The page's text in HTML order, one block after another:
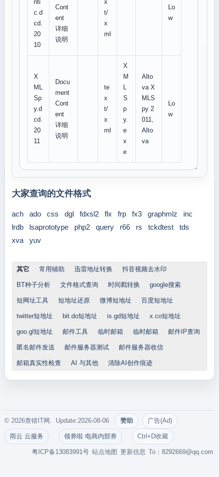
nti
c.d
cd.
20
10
Cont
ent
详细
说明
x
t/
x
ml
Lo
w
X
ML
Sp
y.d
cd.
20
11
Docu
ment
Cont
ent
详细
说明
te
x
t/
x
ml
X
M
L
S
p
y.
e
x
e
Alto
va X
MLS
py 2
011,
Alto
va
Lo
w
大家查询的文件格式
ach ado css dgl fdxsl2 flx frp fx3 graphmlz
inc
lrdb
lsaprototype php2 query r66 rs tckdtest
tds
xva
yuv
其它 常用辅助 迅雷地址转换 抖音视频去水印
BT种子分析 文件格式查询 时间戳转换 google搜索
短网址工具 短地址还原 微博短地址 百度短地址
twitter短地址 bit.do短地址 is.gd短地址 x.co短地址
goo.gl短地址 邮件工具 临时邮箱 临时邮箱 邮件IP查询
匿名邮件发送 邮件服务器测试 邮件服务器收信
邮箱真实性检查 AI 与其他 清除AI创作痕迹
© 2026查错IT网. Update:2026-08-06 赞助 广告(Ad)
雨云 云服务 领券啦 电商内部券 Ctrl+D收藏
To：8292669@qq.com
更新信息
站点地图
粤ICP备13083991号